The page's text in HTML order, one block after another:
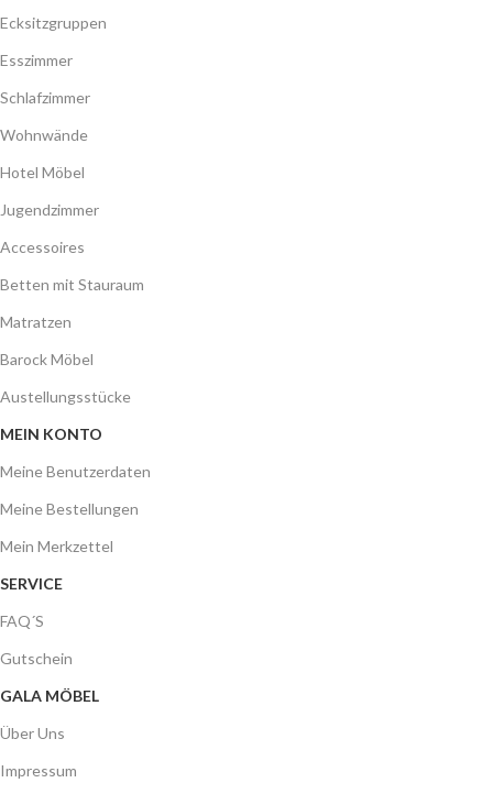
Ecksitzgruppen
Esszimmer
Schlafzimmer
Wohnwände
Hotel Möbel
Jugendzimmer
Accessoires
Betten mit Stauraum
Matratzen
Barock Möbel
Austellungsstücke
MEIN KONTO
Meine Benutzerdaten
Meine Bestellungen
Mein Merkzettel
SERVICE
FAQ´S
Gutschein
GALA MÖBEL
Über Uns
Impressum